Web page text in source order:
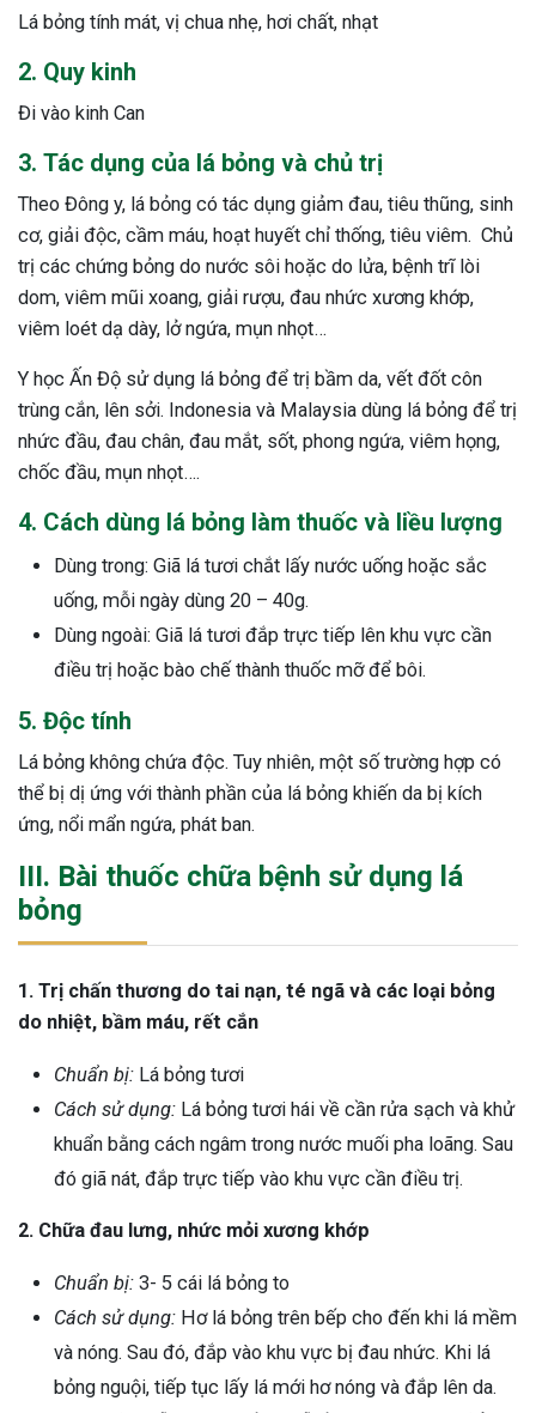
Lá bỏng tính mát, vị chua nhẹ, hơi chất, nhạt
2. Quy kinh
Đi vào kinh Can
3. Tác dụng của lá bỏng và chủ trị
Theo Đông y, lá bỏng có tác dụng giảm đau, tiêu thũng, sinh
cơ, giải độc, cầm máu, hoạt huyết chỉ thống, tiêu viêm. Chủ
trị các chứng bỏng do nước sôi hoặc do lửa, bệnh trĩ lòi
dom, viêm mũi xoang, giải rượu, đau nhức xương khớp,
viêm loét dạ dày, lở ngứa, mụn nhọt…
Y học Ấn Độ sử dụng lá bỏng để trị bầm da, vết đốt côn
trùng cắn, lên sởi. Indonesia và Malaysia dùng lá bỏng để trị
nhức đầu, đau chân, đau mắt, sốt, phong ngứa, viêm họng,
chốc đầu, mụn nhọt….
4. Cách dùng lá bỏng làm thuốc và liều lượng
Dùng trong: Giã lá tươi chắt lấy nước uống hoặc sắc
uống, mỗi ngày dùng 20 – 40g.
Dùng ngoài: Giã lá tươi đắp trực tiếp lên khu vực cần
điều trị hoặc bào chế thành thuốc mỡ để bôi.
5. Độc tính
Lá bỏng không chứa độc. Tuy nhiên, một số trường hợp có
thể bị dị ứng với thành phần của lá bỏng khiến da bị kích
ứng, nổi mẩn ngứa, phát ban.
III. Bài thuốc chữa bệnh sử dụng lá
bỏng
1. Trị chấn thương do tai nạn, té ngã và các loại bỏng
do nhiệt, bầm máu, rết cắn
Chuẩn bị: Lá bỏng tươi
Cách sử dụng: Lá bỏng tươi hái về cần rửa sạch và khử
khuẩn bằng cách ngâm trong nước muối pha loãng. Sau
đó giã nát, đắp trực tiếp vào khu vực cần điều trị.
2. Chữa đau lưng, nhức mỏi xương khớp
Chuẩn bị: 3- 5 cái lá bỏng to
Cách sử dụng: Hơ lá bỏng trên bếp cho đến khi lá mềm
và nóng. Sau đó, đắp vào khu vực bị đau nhức. Khi lá
bỏng nguội, tiếp tục lấy lá mới hơ nóng và đắp lên da.